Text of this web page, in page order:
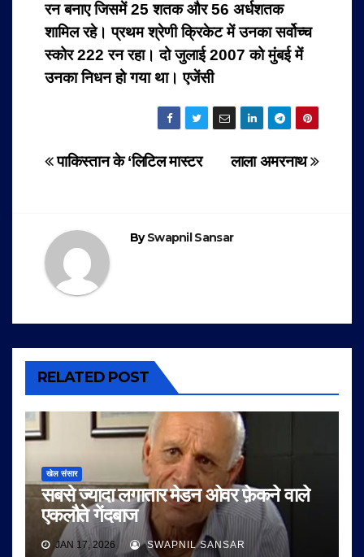
रन बनाए जिसमें 25 शतक और 56 अर्धशतक
शामिल रहे। प्रथम श्रेणी क्रिकेट में उनका सर्वोच्‍च
स्‍कोर 222 रन रहा। दो जुलाई 2007 को मुंबई में
उनका निधन हो गया था। एजेंसी
Post
लाला अमरनाथ
पाकिस्तान के ‘लिटिल मास्टर
BySwapnil Sansar
RELATED POST
खेल संसार
सबसे ज्यादा लगातार मेडन ओवर फ़ेकने वाले
एकलौते गेंदबाज
JAN 17, 2026 SWAPNIL SANSAR